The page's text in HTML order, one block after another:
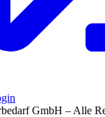
GmbH – Alle